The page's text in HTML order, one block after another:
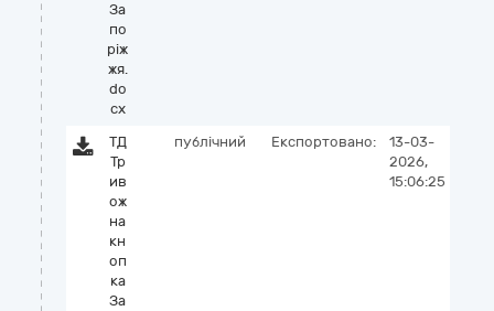
За
по
ріж
жя.
do
cx
ТД
Тр
ив
ож
на
кн
оп
ка
За
публічний Експортовано:
13-03-
2026,
15:06:25